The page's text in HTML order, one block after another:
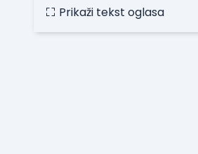
Prikaži tekst oglasa